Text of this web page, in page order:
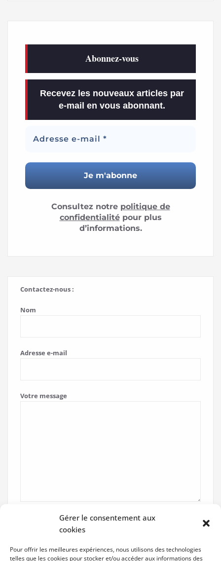
Gérer le consentement aux
cookies
Pour offrir les meilleures expériences, nous utilisons des technologies
telles que les cookies pour stocker et/ou accéder aux informations des
Abonnez-vous
Recevez les nouveaux articles par
e-mail en vous abonnant.
Consultez notre politique de
confidentialitépour plus
d’informations.
Contactez-nous :
Nom
Adresse e-mail
Votre message